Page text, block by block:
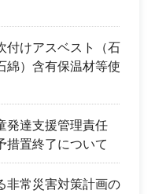
付けアスベスト（石
綿）含有保温材等使
発達支援管理責任
措置終了について
非常災害対策計画の